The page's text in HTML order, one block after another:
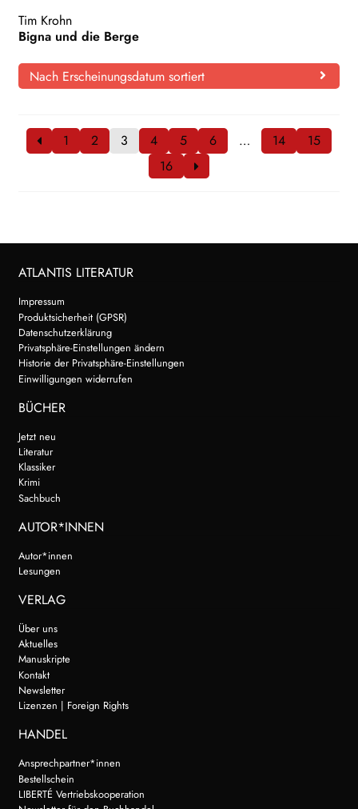
Tim Krohn
Bigna und die Berge
Nach Erscheinungsdatum sortiert
1 2 3 4 5 6 … 14
15
16
ATLANTIS LITERATUR
Impressum
Produktsicherheit (GPSR)
Datenschutzerklärung
Privatsphäre-Einstellungen ändern
Historie der Privatsphäre-Einstellungen
Einwilligungen widerrufen
BÜCHER
Jetzt neu
Literatur
Klassiker
Krimi
Sachbuch
AUTOR*INNEN
Autor*innen
Lesungen
VERLAG
Über uns
Aktuelles
Manuskripte
Kontakt
Newsletter
Lizenzen | Foreign Rights
HANDEL
Ansprechpartner*innen
Bestellschein
LIBERTÉ Vertriebskooperation